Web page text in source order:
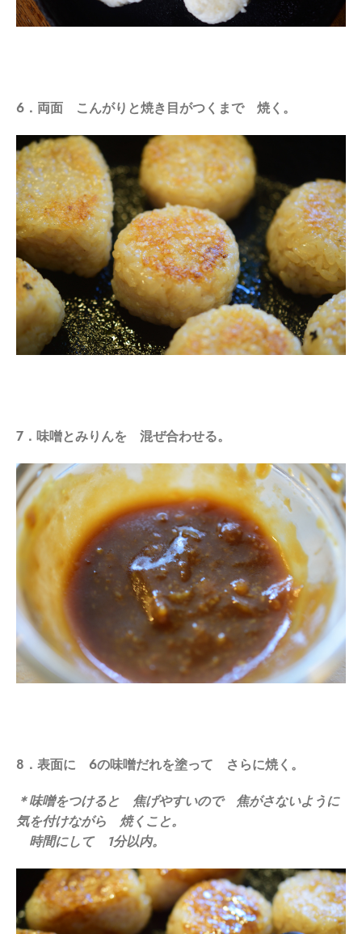
6．両面 こんがりと焼き目がつくまで 焼く。
7．味噌とみりんを 混ぜ合わせる。
8．表面に 6の味噌だれを塗って さらに焼く。
＊味噌をつけると 焦げやすいので 焦がさないように
気を付けながら 焼くこと。
時間にして 1分以内。